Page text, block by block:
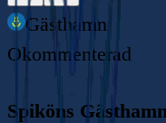
Gästhamn
Okommenterad
Spiköns Gästhamn